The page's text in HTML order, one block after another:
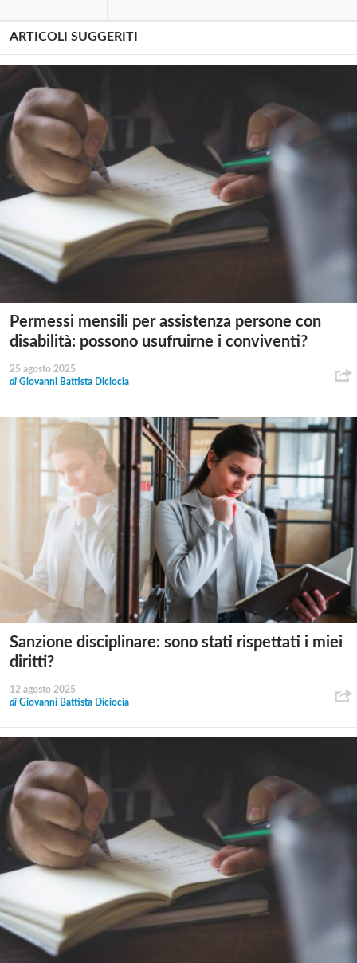
ARTICOLI SUGGERITI
Permessi mensili per assistenza persone con
disabilità: possono usufruirne i conviventi?
25 agosto 2025
di Giovanni Battista Diciocia
Sanzione disciplinare: sono stati rispettati i miei
diritti?
12 agosto 2025
di Giovanni Battista Diciocia